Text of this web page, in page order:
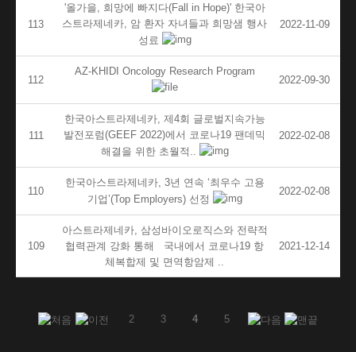
113
'올가을, 희망에 빠지다(Fall in Hope)' 한국아
스트라제네카, 암 환자 자녀들과 희망샘 행사
성료
2022-11-09
112
AZ-KHIDI Oncology Research Program
2022-09-30
111
한국아스트라제네카, 제4회 글로벌지속가능
발전포럼(GEEF 2022)에서 코로나19 팬데믹
해결을 위한 초월적..
2022-02-08
110
한국아스트라제네카, 3년 연속 ‘최우수 고용
기업’(Top Employers) 선정
2022-02-08
109
아스트라제네카, 삼성바이오로직스와 전략적
협력관계 강화 통해 국내에서 코로나19 항
체복합제 및 면역항암제 ..
2021-12-14
2 3 4 5